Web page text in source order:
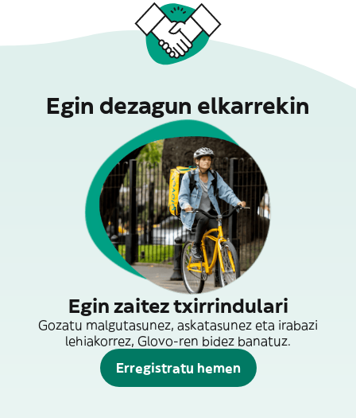
Egin dezagun elkarrekin
Egin zaitez txirrindulari
Gozatu malgutasunez, askatasunez eta irabazi
lehiakorrez, Glovo-ren bidez banatuz.
Erregistratu hemen